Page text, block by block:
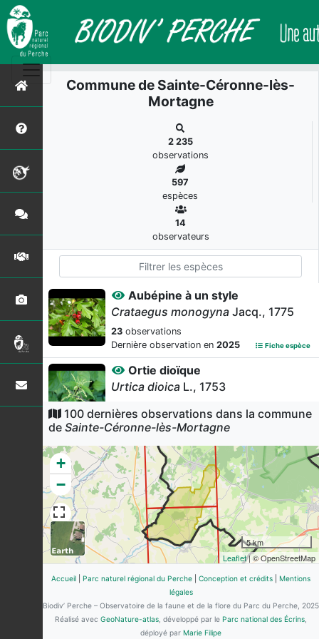
Commune de Sainte-Céronne-lès-
Mortagne
2 235
observations
597
espèces
14
observateurs
Aubépine à un style
Crataegus monogyna Jacq., 1775
23 observations
Dernière observation en 2025 Fiche espèce
Ortie dioïque
Urtica dioica L., 1753
22
Dernière observation en 2025 Fiche espèce
Noisetier commun
Corylus avellanaL., 1753
18observations
Dernière observation en2025 Fiche espèce
Géranium herbe-à-Robert
Geranium robertianumL., 1753
18 observations
Ronce ligneuse
Rubus fruticosusL., 1753 [nom. et
typ. cons.]
100 dernières observations dans la commune
de Sainte-Céronne-lès-Mortagne
+
−
5 km
Leaflet| © OpenStreetMap
Accueil Parc naturel régional du Perche Conception et crédits
Mentions
légales
Biodiv’ Perche – Observatoire de la faune et de la flore du Parc du Perche, 2025
Réalisé avec GeoNature-atlas , développé par le Parc national des Écrins
déployé par Marie Filipe